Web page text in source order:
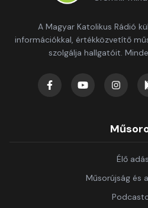
A Magyar Katolikus Rádió
információkkal, értékközvetítő
szolgálja hallgatóit.
Élő adás
Műsorújság és